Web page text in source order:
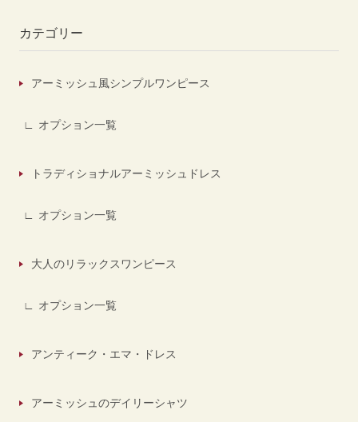
カテゴリー
アーミッシュ風シンプルワンピース
オプション一覧
トラディショナルアーミッシュドレス
オプション一覧
大人のリラックスワンピース
オプション一覧
アンティーク・エマ・ドレス
アーミッシュのデイリーシャツ